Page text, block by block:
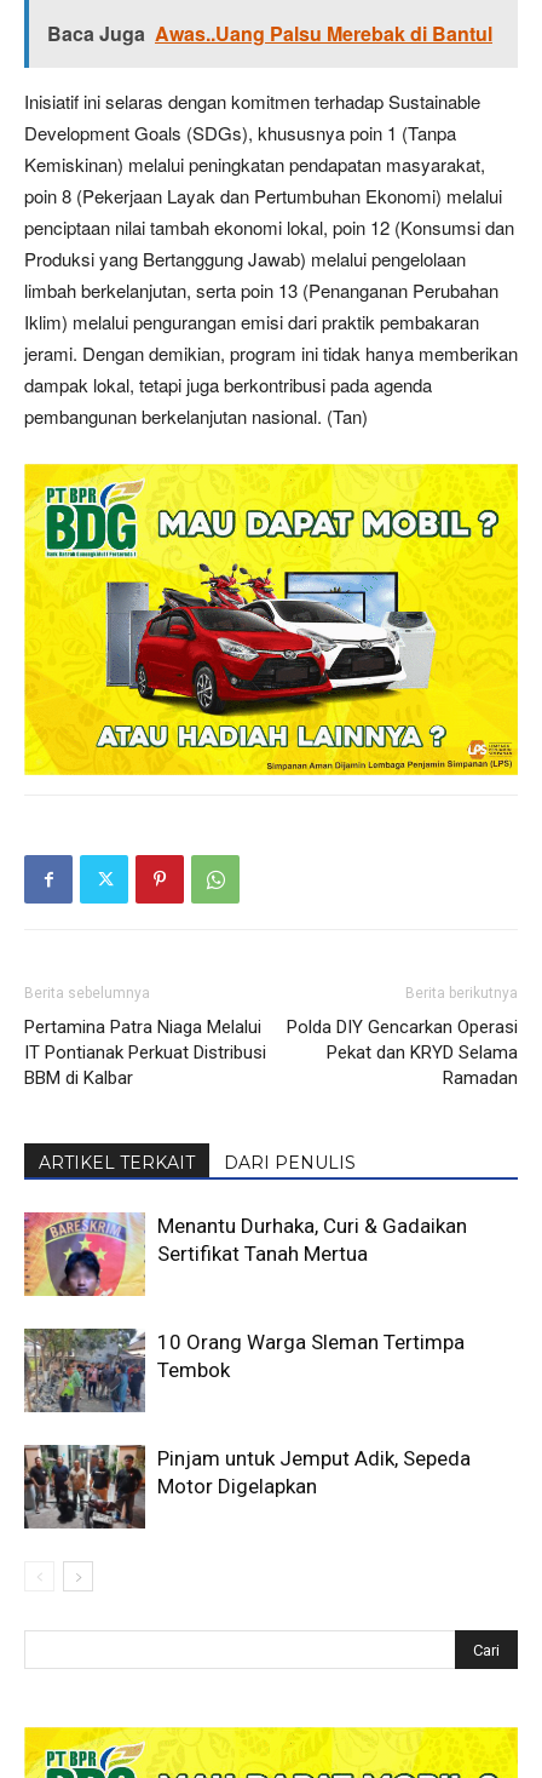
Baca Juga Awas..Uang Palsu Merebak di Bantul
Inisiatif ini selaras dengan komitmen terhadap Sustainable
Development Goals (SDGs), khususnya poin 1 (Tanpa
Kemiskinan) melalui peningkatan pendapatan masyarakat,
poin 8 (Pekerjaan Layak dan Pertumbuhan Ekonomi) melalui
penciptaan nilai tambah ekonomi lokal, poin 12 (Konsumsi dan
Produksi yang Bertanggung Jawab) melalui pengelolaan
limbah berkelanjutan, serta poin 13 (Penanganan Perubahan
Iklim) melalui pengurangan emisi dari praktik pembakaran
jerami. Dengan demikian, program ini tidak hanya memberikan
dampak lokal, tetapi juga berkontribusi pada agenda
pembangunan berkelanjutan nasional. (Tan)
Berita sebelumnya
Pertamina Patra Niaga Melalui
IT Pontianak Perkuat Distribusi
BBM di Kalbar
Berita berikutnya
Polda DIY Gencarkan Operasi
Pekat dan KRYD Selama
Ramadan
ARTIKEL TERKAIT DARI PENULIS
Menantu Durhaka, Curi & Gadaikan
Sertifikat Tanah Mertua
10 Orang Warga Sleman Tertimpa
Tembok
Pinjam untuk Jemput Adik, Sepeda
Motor Digelapkan